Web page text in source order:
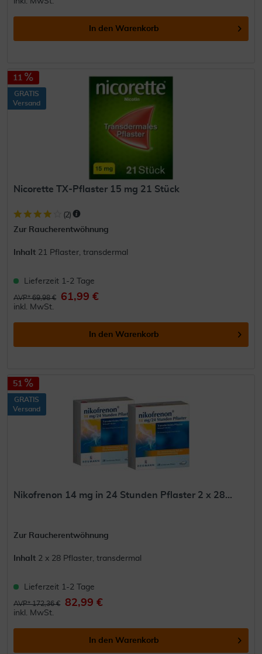
In den Warenkorb
11
GRATIS
Versand
Nicorette TX-Pflaster 15 mg 21 Stück
(2)
Zur Raucherentwöhnung
Inhalt 21 Pflaster, transdermal
Lieferzeit 1-2 Tage
AVP* 69,98 € 61,99 €
inkl. MwSt.
In den Warenkorb
51
GRATIS
Versand
Nikofrenon 14 mg in 24 Stunden Pflaster 2 x 28...
Zur Raucherentwöhnung
Inhalt 2 x 28 Pflaster, transdermal
Lieferzeit 1-2 Tage
AVP* 172,36 € 82,99 €
inkl. MwSt.
In den Warenkorb